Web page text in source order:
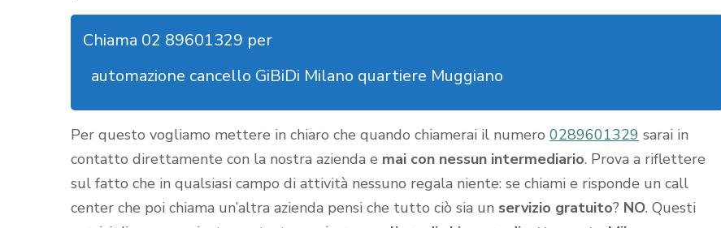
Chiama 02 89601329 per
automazione cancello GiBiDi Milano quartiere Muggiano
Per questo vogliamo mettere in chiaro che quando chiamerai il numero 0289601329 sarai in
contatto direttamente con la nostra azienda e mai con nessun intermediario. Prova a riflettere
sul fatto che in qualsiasi campo di attività nessuno regala niente: se chiami e risponde un call
center che poi chiama un’altra azienda pensi che tutto ciò sia un servizio gratuito? NO. Questi